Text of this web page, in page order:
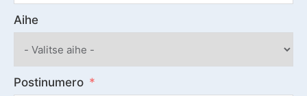
Aihe
Postinumero